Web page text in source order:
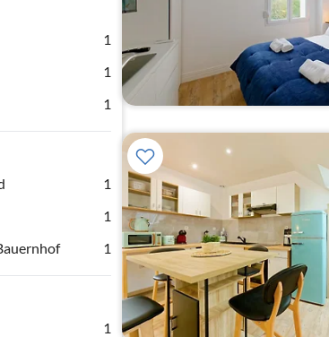
1
1
1
1
1
1
1